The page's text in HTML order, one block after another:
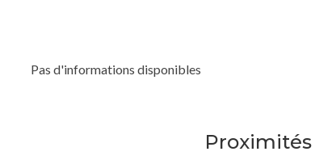
Pas d'informations disponibles
Proximités